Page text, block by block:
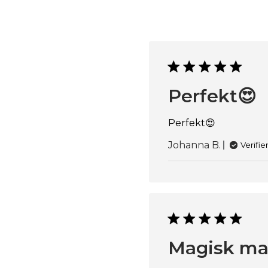
Perfekt😍
Perfekt😍
Johanna B.
Magisk